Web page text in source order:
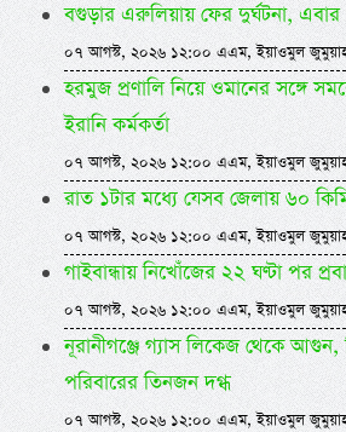
বগুড়ার এরুলিয়ায় ফের দুর্ঘটনা, এবার
০৭ আগস্ট, ২০২৬ ১২:০০ এএম, ইয়াওমুল জুমুয়াহ
হরমুজ প্রণালি নিয়ে ওমানের সঙ্গে
ইরানি কর্মকর্তা
০৭ আগস্ট, ২০২৬ ১২:০০ এএম, ইয়াওমুল জুমুয়াহ
রাত ১টার মধ্যে যেসব জেলায় ৬০
০৭ আগস্ট, ২০২৬ ১২:০০ এএম, ইয়াওমুল
গাইবান্ধায় নিখোঁজের ২২ ঘণ্টা পর
০৭ আগস্ট, ২০২৬ ১২:০০ এএম, ইয়াওমুল জুমুয়াহ
নূরানীগঞ্জে গ্যাস লিকেজ থেকে
পরিবারের তিনজন দগ্ধ
০৭ আগস্ট, ২০২৬ ১২:০০ এএম, ইয়াওমুল